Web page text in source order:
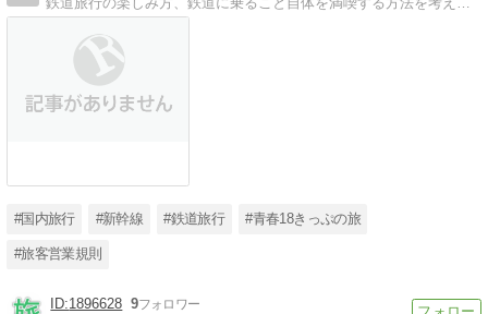
#国内旅行 #新幹線 #鉄道旅行 #青春18きっぷの旅
#旅客営業規則
1896628 9